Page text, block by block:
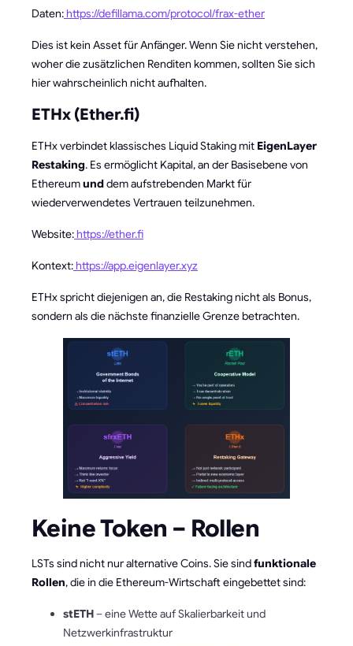
Daten:https://defillama.com/protocol/frax-ether
Dies ist kein Asset für Anfänger. Wenn Sie nicht verstehen,
woher die zusätzlichen Renditen kommen, sollten Sie sich
hier wahrscheinlich nicht aufhalten.
ETHx (Ether.fi)
ETHx verbindet klassisches Liquid Staking mit EigenLayer
Restaking. Es ermöglicht Kapital, an der Basisebene von
Ethereumunddem aufstrebenden Markt für
wiederverwendetes Vertrauen teilzunehmen.
Website:https://ether.fi
Kontext:https://app.eigenlayer.xyz
ETHx spricht diejenigen an, die Restaking nicht als Bonus,
sondern als die nächste finanzielle Grenze betrachten.
Keine Token – Rollen
LSTs sind nicht nur alternative Coins. Sie sindfunktionale
Rollen, die in die Ethereum-Wirtschaft eingebettet sind:
stETH– eine Wette auf Skalierbarkeit und
Netzwerkinfrastruktur